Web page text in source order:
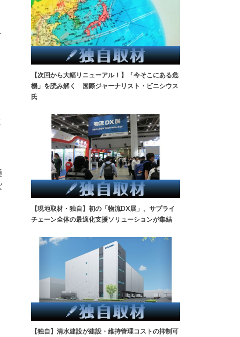
【次回から大幅リニューアル！】「今そこにある危
機」を読み解く 国際ジャーナリスト・ビニシウス
氏
【現地取材・独自】初の「物流DX展」、サプライ
チェーン全体の最適化支援ソリューションが集結
【独自】清水建設が建設・維持管理コストの抑制可